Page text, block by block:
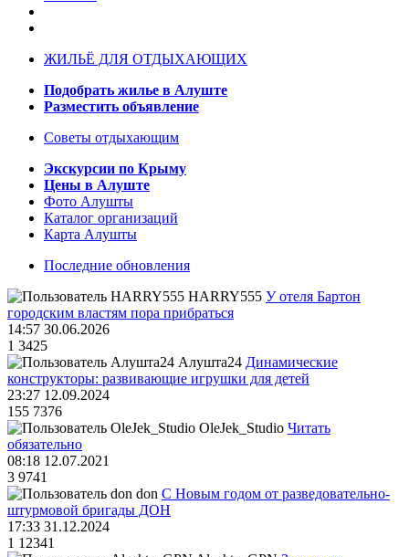
ЖИЛЬЁ ДЛЯ ОТДЫХАЮЩИХ
Подобрать жилье в Алуште
Разместить объявление
Советы отдыхающим
Экскурсии по Крыму
Цены в Алуште
Фото Алушты
Каталог организаций
Карта Алушты
Последние обновления
HARRY555 У отеля Бартон
городским властям пора прибраться
14:57 30.06.2026
1 3425
Алушта24 Динамические
конструкторы: развивающие игрушки для детей
23:27 12.09.2024
155 7376
OleJek_Studio Читать
обязательно
08:18 12.07.2021
3 9741
don С Новым годом от разведовательно-
штурмовой бригады ДОН
17:33 31.12.2024
1 12341